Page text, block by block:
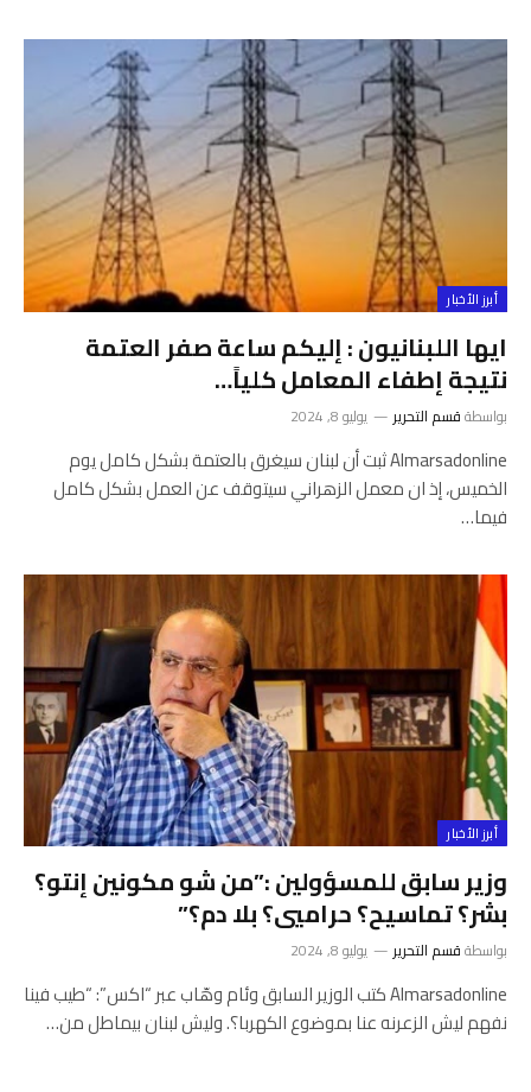
أبرز الأخبار
ايها اللبنانيون : إليكم ساعة صفر العتمة
نتيجة إطفاء المعامل كلياً…
بواسطةقسم التحرير يوليو 8, 2024
Almarsadonline ثبت أن لبنان سيغرق بالعتمة بشكل كامل يوم
الخميس، إذ ان معمل الزهراني سيتوقف عن العمل بشكل كامل
فيما…
أبرز الأخبار
وزير سابق للمسؤولين :”من شو مكونين إنتو؟
بشر؟ تماسيح؟ حراميي؟ بلا دم؟”
بواسطةقسم التحرير يوليو 8, 2024
Almarsadonline كتب الوزير السابق وئام وهّاب عبر “اكس”: “طيب فينا
نفهم ليش الزعرنه عنا بموضوع الكهربا؟. وليش لبنان بيماطل من…